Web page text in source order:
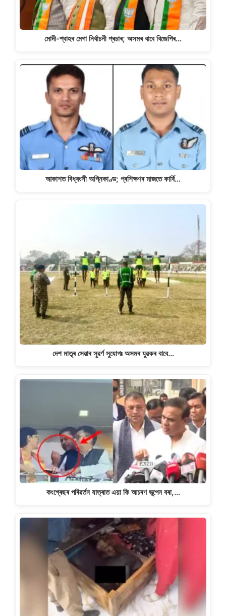
মোদী-শ্বাহৰ মেগা নিৰ্বাচনী প্ৰচাৰ; অসমৰ বাবে বিজেপিৰ…
আকাশত বিধ্বংসী অগ্নিকাণ্ড; প্ৰশিক্ষণৰ মাজতে কাৰ্বি…
দেশ মাতৃৰ সেৱাৰ সুৱৰ্ণ সুযোগঃ অসমৰ যুৱকৰ বাবে…
কংগ্ৰেছৰ পৰিৱৰ্তন যাত্ৰাত এয়া কি আচৰণ ভূপেন বৰা,…